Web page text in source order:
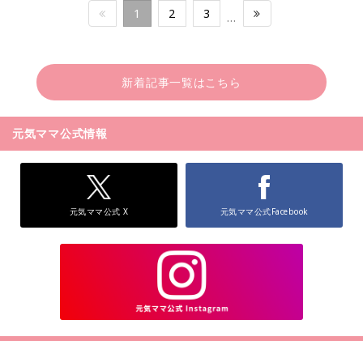
1 2 3 …
新着記事一覧はこちら
元気ママ公式情報
元気ママ公式 X 元気ママ公式Facebook